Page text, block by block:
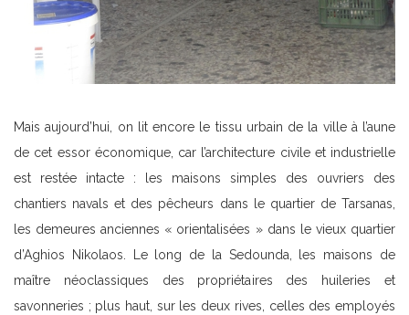
Mais aujourd’hui, on lit encore le tissu urbain de la ville à l’aune
de cet essor économique, car l’architecture civile et industrielle
est restée intacte : les maisons simples des ouvriers des
chantiers navals et des pêcheurs dans le quartier de Tarsanas,
les demeures anciennes « orientalisées » dans le vieux quartier
d’Aghios Nikolaos. Le long de la Sedounda, les maisons de
maître néoclassiques des propriétaires des huileries et
savonneries ; plus haut, sur les deux rives, celles des employés